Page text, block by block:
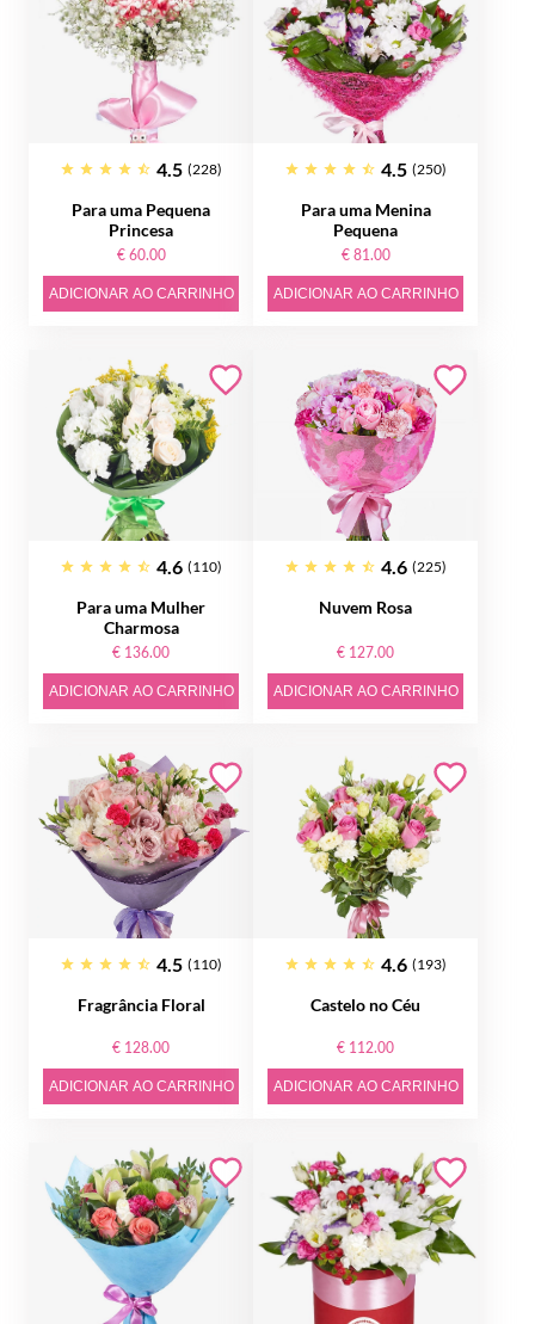
4.5 (228)
Para uma Pequena
Princesa
€ 60.00
ADICIONAR AO CARRINHO
4.5 (250)
Para uma Menina
Pequena
€ 81.00
ADICIONAR AO CARRINHO
4.6 (110)
Para uma Mulher
Charmosa
€ 136.00
ADICIONAR AO CARRINHO
4.6 (225)
Nuvem Rosa
€ 127.00
ADICIONAR AO CARRINHO
4.5 (110)
Fragrância Floral
€ 128.00
ADICIONAR AO CARRINHO
4.6 (193)
Castelo no Céu
€ 112.00
ADICIONAR AO CARRINHO